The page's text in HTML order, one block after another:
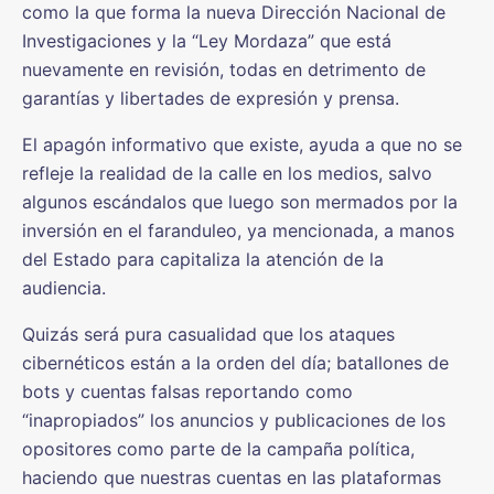
como la que forma la nueva Dirección Nacional de
Investigaciones y la “Ley Mordaza” que está
nuevamente en revisión, todas en detrimento de
garantías y libertades de expresión y prensa.
El apagón informativo que existe, ayuda a que no se
refleje la realidad de la calle en los medios, salvo
algunos escándalos que luego son mermados por la
inversión en el faranduleo, ya mencionada, a manos
del Estado para capitaliza la atención de la
audiencia.
Quizás será pura casualidad que los ataques
cibernéticos están a la orden del día; batallones de
bots y cuentas falsas reportando como
“inapropiados” los anuncios y publicaciones de los
opositores como parte de la campaña política,
haciendo que nuestras cuentas en las plataformas